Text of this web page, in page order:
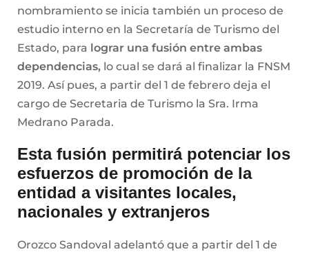
nombramiento se inicia también un proceso de
estudio interno en la Secretaría de Turismo del
Estado, para lograr una fusión entre ambas
dependencias, lo cual se dará al finalizar la FNSM
2019. Así pues, a partir del 1 de febrero deja el
cargo de Secretaria de Turismo la Sra. Irma
Medrano Parada.
Esta fusión permitirá potenciar los
esfuerzos de promoción de la
entidad a visitantes locales,
nacionales y extranjeros
Orozco Sandoval adelantó que a partir del 1 de